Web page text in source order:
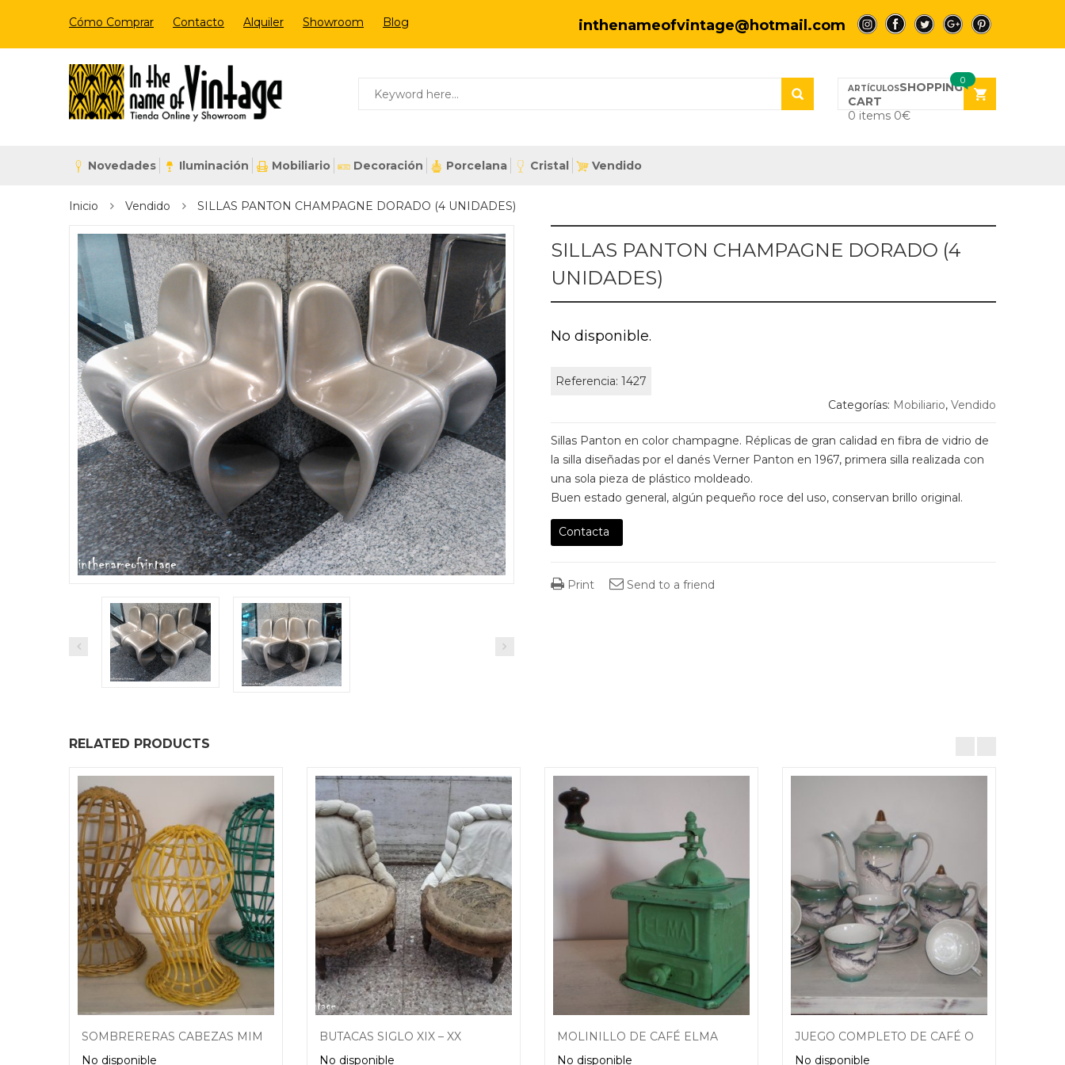
Cómo Comprar Contacto Alquiler Showroom Blog inthenameofvintage@hotmail.com a a a a a
SHOPPING
CART
0 items 0€
0
Novedades Iluminación Mobiliario Decoración Porcelana Cristal Vendido
Inicio Vendido SILLAS PANTON CHAMPAGNE DORADO (4 UNIDADES)
SILLAS PANTON CHAMPAGNE DORADO (4
UNIDADES)
No disponible.
Referencia:1427
Categorías: Mobiliario, Vendido
Sillas Panton en color champagne. Réplicas de gran calidad en fibra de vidrio de
la silla diseñadas por el danés Verner Panton en 1967, primera silla realizada con
una sola pieza de plástico moldeado.
Buen estado general, algún pequeño roce del uso, conservan brillo original.
Contacta
Print Send to a friend
RELATED PRODUCTS
No disponible
BUTACAS SIGLO XIX – XX
No disponible
MOLINILLO DE CAFÉ ELMA
No disponible
No disponible